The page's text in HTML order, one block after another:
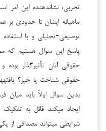
تجربی، نشان­دهنده این امر
ماهیانه ایشان تا حدودی بر
توصیفی-تحلیلی و با استفاده
پاسخ این سوال هستیم که
حقوقی آنان تأثیرگذار
حقوقی شناخت یا خیر؟
بدین سوال اولاً باید
ایجاد می­کند قائل به
شرایطی می­تواند مصداقی از